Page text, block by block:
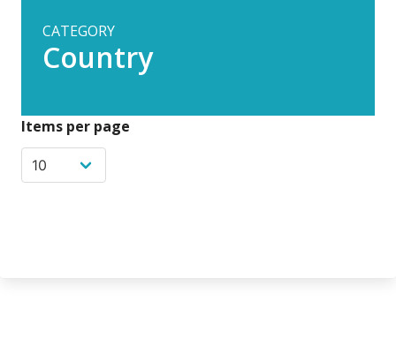
CATEGORY
Country
Items per page